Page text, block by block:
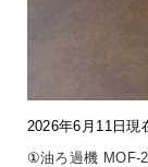
2026年6月11日現
①油ろ過機 MOF-